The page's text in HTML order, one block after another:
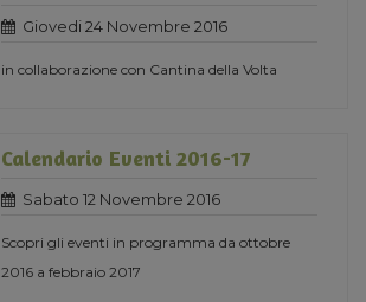
Giovedi 24 Novembre 2016
in collaborazione con Cantina della Volta
Calendario Eventi 2016-17
Sabato 12 Novembre 2016
Scopri gli eventi in programma da ottobre
2016 a febbraio 2017